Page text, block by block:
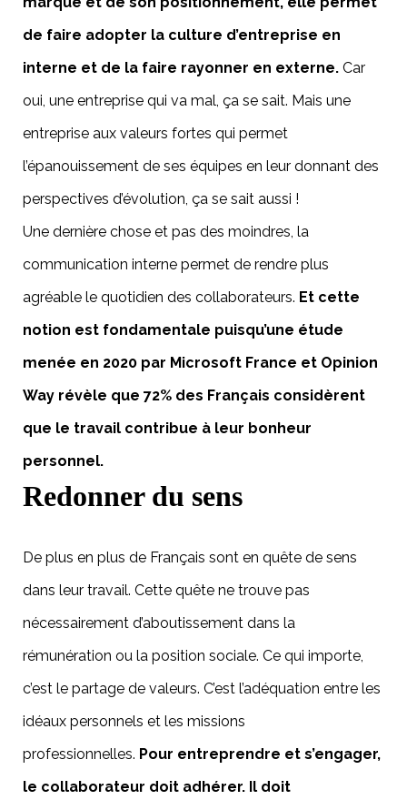
de faire adopter la culture d’entreprise en
interne et de la faire rayonner en externe. Car
oui, une entreprise qui va mal, ça se sait. Mais une
entreprise aux valeurs fortes qui permet
l’épanouissement de ses équipes en leur donnant des
perspectives d’évolution, ça se sait aussi !
Une dernière chose et pas des moindres, la
communication interne permet de rendre plus
agréable le quotidien des collaborateurs. Et cette
notion est fondamentale puisqu’une étude
menée en 2020 par Microsoft France et Opinion
Way révèle que 72% des Français considèrent
que le travail contribue à leur bonheur
personnel.
Redonner du sens
De plus en plus de Français sont en quête de sens
dans leur travail. Cette quête ne trouve pas
nécessairement d’aboutissement dans la
rémunération ou la position sociale. Ce qui importe,
c’est le partage de valeurs. C’est l’adéquation entre les
idéaux personnels et les missions
professionnelles. Pour entreprendre et s’engager,
le collaborateur doit adhérer. Il doit